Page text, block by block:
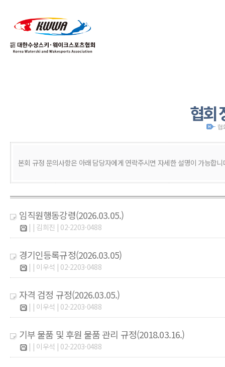
협회
협
본회 규정 문의사항은 아래 담당자에게 연락주시면 자세한 설명이 가능합니
임직원행동강령(2026.03.05.)
| | 김희진 | 02-2203-0488
경기인등록규정(2026.03.05)
| | 이우석 | 02-2203-0488
자격 검정 규정(2026.03.05.)
| | 이우석 | 02-2203-0488
기부 물품 및 후원 물품 관리 규정(2018.03.16.)
| | 이우석 | 02-2203-0488